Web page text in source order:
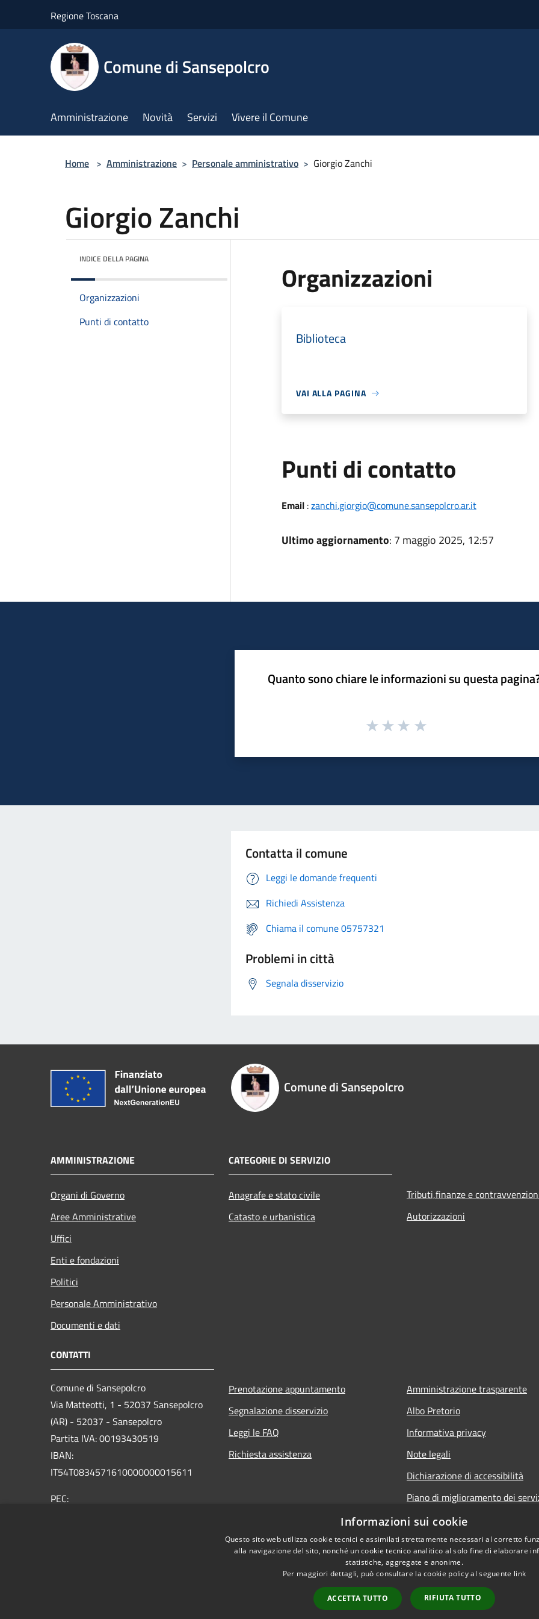
Regione Toscana
Comune di Sansepolcro
Amministrazione Novità Servizi Vivere il Comune
Home > Amministrazione > Personale amministrativo > Giorgio Zanchi
Giorgio Zanchi
INDICE DELLA PAGINA
Organizzazioni
Punti di contatto
Organizzazioni
Biblioteca
VAI ALLA PAGINA
Punti di contatto
Email:zanchi.giorgio@comune.sansepolcro.ar.it
Ultimo aggiornamento: 7 maggio 2025, 12:57
Quanto sono chiare le informazioni su questa
Contatta il comune
Leggi le domande frequenti
Richiedi Assistenza
Chiama il comune 05757321
Problemi in città
Segnala disservizio
Comune di Sansepolcro
AMMINISTRAZIONE
Organi di Governo
Aree Amministrative
Uffici
Enti e fondazioni
Politici
Personale Amministrativo
Documenti e dati
CATEGORIE DI SERVIZIO
Anagrafe e stato civile
Catasto e urbanistica
Tributi,finanze e
Autorizzazioni
CONTATTI
Comune di Sansepolcro
Via Matteotti, 1 - 52037 Sansepolcro
(AR) - 52037 - Sansepolcro
Partita IVA: 00193430519
IBAN:
IT54T0834571610000000015611
PEC:
Prenotazione appuntamento
Segnalazione disservizio
Leggi le FAQ
Richiesta assistenza
Amministrazione trasparente
Albo Pretorio
Informativa privacy
Note legali
Dichiarazione di accessibilità
Piano di miglioramento dei
Copyright © 2026 •
Informazioni sui cookie
Questo sito web utilizza cookie tecnici e assimilati strettamente necessari al corretto
alla navigazione del sito, nonché un cookie tecnico analitico al solo fine di elaborare
statistiche, aggregate e anonime.
Per maggiori dettagli, può consultare la cookie policy al seguente link
ACCETTA TUTTO RIFIUTA TUTTO